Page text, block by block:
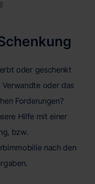
oder geschenkt
oder das
Forderungen?
Hilfe mit einer
bzw.
nach den